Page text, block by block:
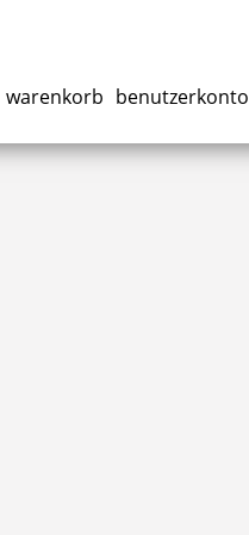
benutzerkonto
warenkorb